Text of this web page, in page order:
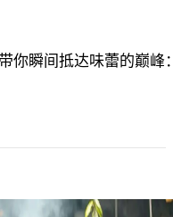
你瞬间抵达味蕾的巅